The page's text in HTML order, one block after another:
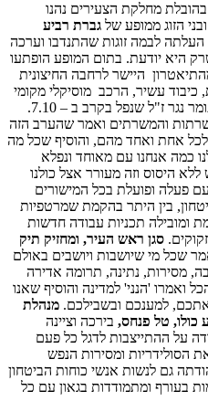
מחלקת הצעירים נהנו
הזוג ממופע של גברת רביע
לבמה זוגות שהתנדבו וערכה
היא יודעת. בתום המופע הופתעו
היישר לרחבה החיצונית
כיבוד עשיר, הרכב מוסיקלי מקומי
ז"ל שנפל בקרב ב – 7.10.
והמשרתים ואמר שהערב הזה
אחת ואחד מהם, והוסיף שכל מה
מאז ה- 7.10 הוכיח לנו כמה אנחנו עם מאוחד ונפלא
היסוס וזה מעורר אצל כולנו
פעלה ופועלת בכל המישורים
בין היתר בהקמת שמרטפיות
ומובילה תכניות עבודה חדשות
סגן ראש העיר, ומחזיק תיק
שכל מי שיושבות ויושבים באולם
מסירות, נתינה, תרומה אדירה
ואמרו 'הנני' למדינה והוסיף שאנו
למענכם ובשבילכם. מנהלת
כולו, טל פנחס, בירכה וציינה
על ההתייצבות לדגל כל פעם
הסולידריות ומסירות הנפש
גם לנשות אנשי כוחות הביטחון
בעורף ומתמודדות בגאון עם כל